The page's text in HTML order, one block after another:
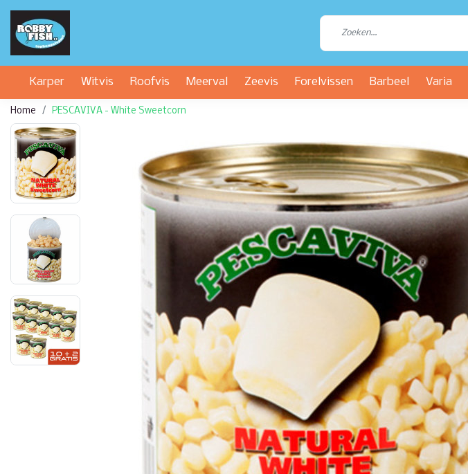
Karper Witvis Roofvis Meerval Zeevis Forelvissen Barbeel Varia
Home PESCAVIVA - White Sweetcorn